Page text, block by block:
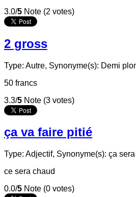
3.0/5 Note (2 votes)
2 gross
Type: Autre, Synonyme(s): Demi
50 francs
3.3/5 Note (3 votes)
ça va faire pitié
Type: Adjectif, Synonyme(s): ça
ce sera chaud
0.0/5 Note (0 votes)